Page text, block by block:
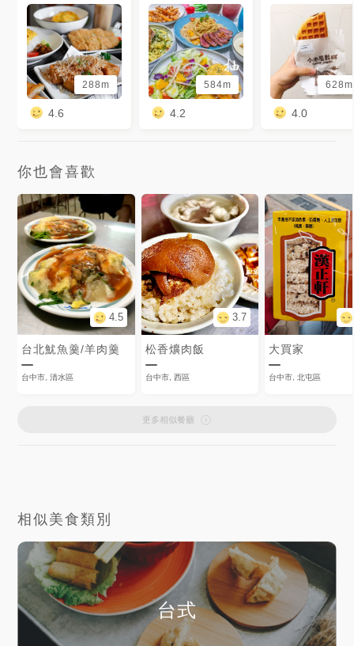
288m
4.6
584m
4.2
628m
4.0
你也會喜歡
4.5
台北魷魚羹/羊肉羹
台中市, 清水區
3.7
松香爌肉飯
台中市, 西區
大買家
台中市, 北屯區
更多相似餐廳
相似美食類別
台式